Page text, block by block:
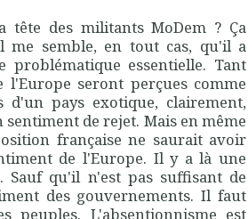
tête des militants MoDem ? Ça
me semble, en tout cas, qu'il a
problématique essentielle. Tant
l'Europe seront perçues comme
d'un pays exotique, clairement,
de rejet. Mais en même
française ne saurait avoir
de l'Europe. Il y a là une
Sauf qu'il n'est pas suffisant de
des gouvernements. Il faut
peuples. L'absentionnisme est